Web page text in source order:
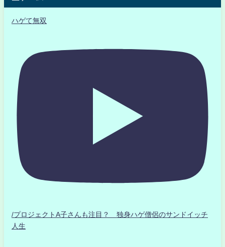
ハゲて無双
/プロジェクトA子さんも注目？ 独身ハゲ僧侶のサンドイッチ
人生